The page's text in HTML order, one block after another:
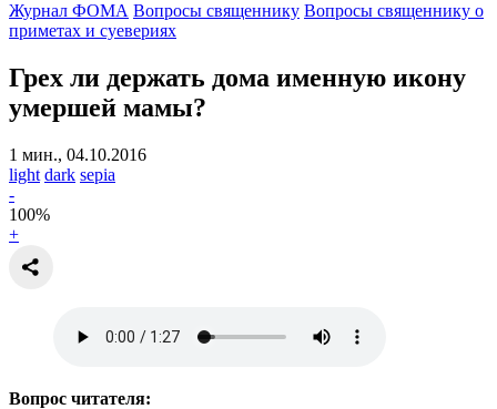
Журнал ФОМА Вопросы священнику Вопросы священнику о
приметах и суевериях
Грех ли держать дома именную икону
умершей мамы?
1 мин., 04.10.2016
light dark sepia
-
100%
+
Вопрос читателя: